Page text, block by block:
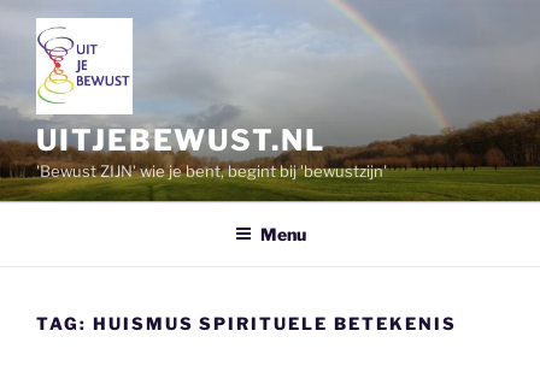
inhoud
UITJEBEWUST.NL
'Bewust ZIJN' wie je bent, begint bij 'bewustzijn'
Menu
TAG: HUISMUS SPIRITUELE BETEKENIS